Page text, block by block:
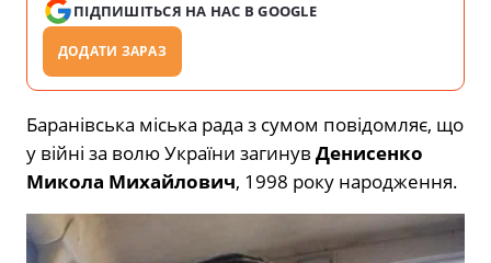
ПІДПИШІТЬСЯ НА НАС В GOOGLE
ДОДАТИ ЗАРАЗ
Баранівська міська рада з сумом повідомляє, що
у війні за волю України загинув Денисенко
Микола Михайлович, 1998 року народження.